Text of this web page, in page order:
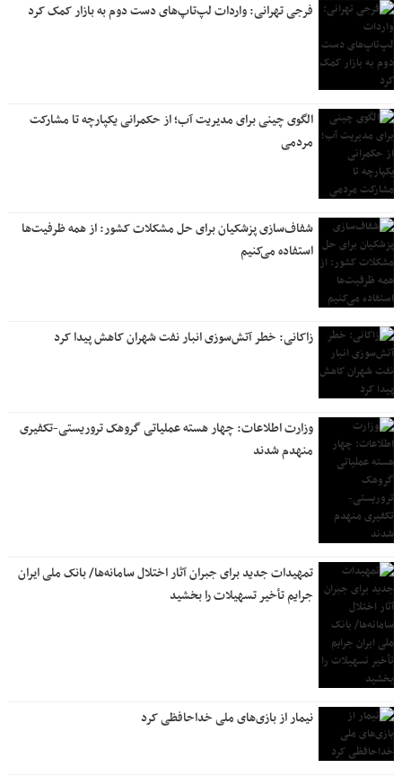
فرجی تهرانی: واردات لپ‌تاپ‌های دست دوم به بازار کمک کرد
الگوی چینی برای مدیریت آب؛ از حکمرانی یکپارچه تا مشارکت
مردمی
شفاف‌سازی پزشکیان برای حل مشکلات کشور: از همه ظرفیت‌ها
استفاده می‌کنیم
زاکانی: خطر آتش‌سوزی انبار نفت شهران کاهش پیدا کرد
وزارت اطلاعات: چهار هسته‌ عملیاتی گروهک‌ تروریستی-تکفیری
منهدم شدند
تمهیدات جدید برای جبران آثار اختلال سامانه‌ها/ بانک ملی ایران
جرایم تأخیر تسهیلات را بخشید
نیمار از بازی‌های ملی خداحافظی کرد